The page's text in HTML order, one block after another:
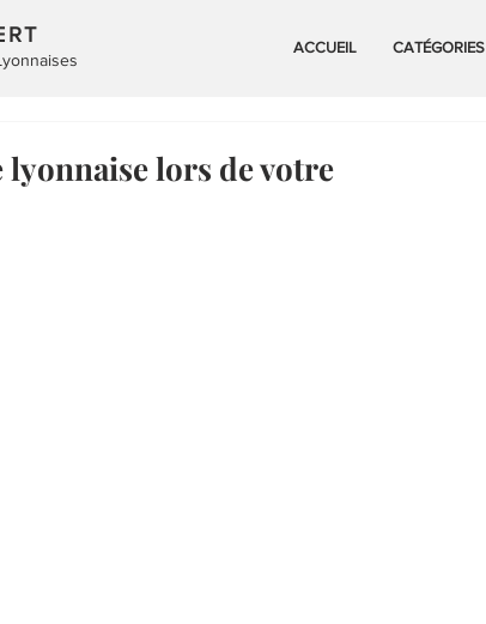
ACCUEIL CATÉGORIES
lors de votre